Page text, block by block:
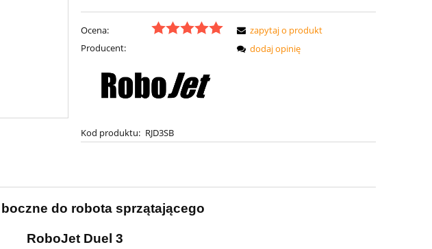
Ocena:
Producent:
Kod produktu: RJD3SB
zapytaj o produkt
dodaj opinię
do robota sprzątającego
RoboJet Duel 3